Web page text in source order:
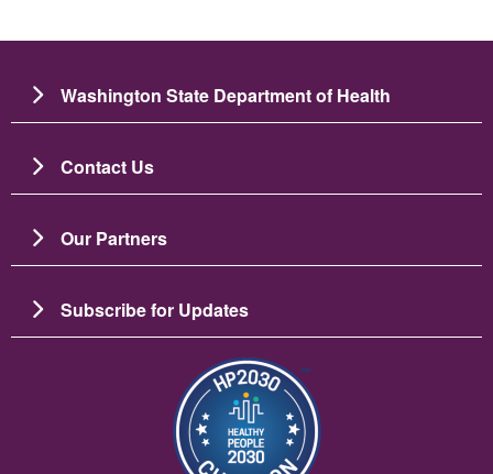
Washington State Department of Health
Contact Us
Our Partners
Subscribe for Updates